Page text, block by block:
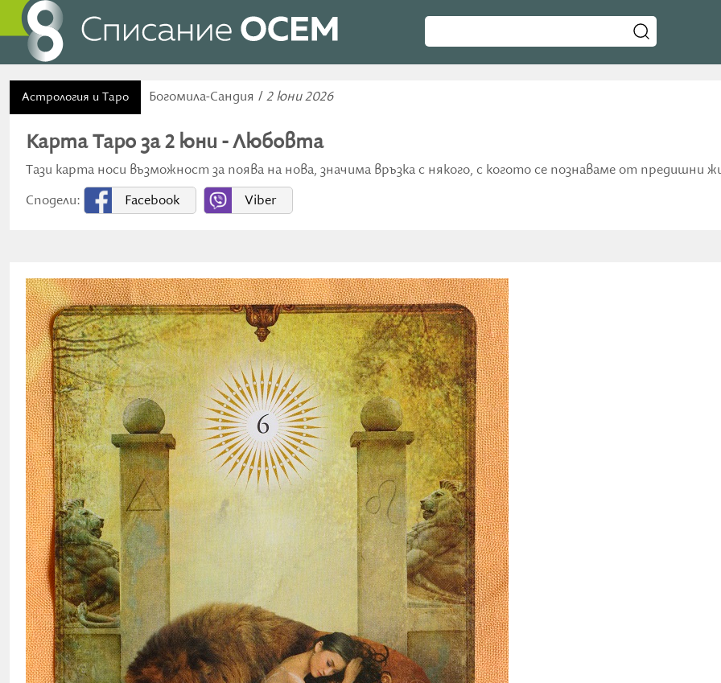
Астрология и Таро Богомила-Сандия / 2 юни 2026
Карта Таро за 2 юни - Любовта
Тази карта носи възможност за поява на нова, значима връзка с някого, с когото се познаваме от
Сподели:
Facebook Viber